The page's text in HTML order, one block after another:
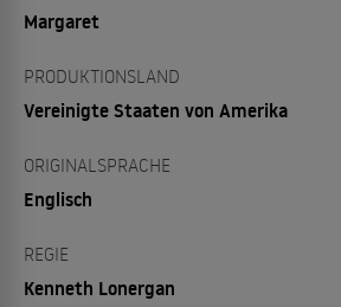
Margaret
PRODUKTIONSLAND
Vereinigte Staaten von Amerika
ORIGINALSPRACHE
Englisch
REGIE
Kenneth Lonergan